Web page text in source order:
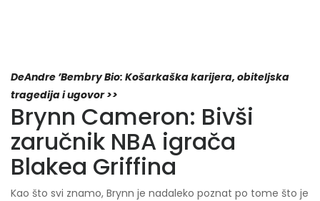
DeAndre ’Bembry Bio: Košarkaška karijera, obiteljska
tragedija i ugovor >>
Brynn Cameron: Bivši
zaručnik NBA igrača
Blakea Griffina
Kao što svi znamo, Brynn je nadaleko poznat po tome što je